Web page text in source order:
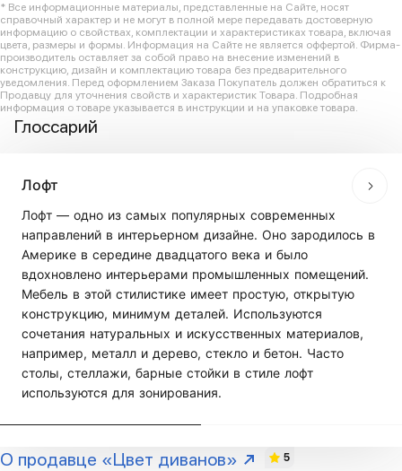
* Все информационные материалы, представленные на Сайте, носят
справочный характер и не могут в полной мере передавать достоверную
информацию о свойствах, комплектации и характеристиках товара, включая
цвета, размеры и формы. Информация на Сайте не является оффертой. Фирма-
производитель оставляет за собой право на внесение изменений в
конструкцию, дизайн и комплектацию товара без предварительного
уведомления. Перед оформлением Заказа Покупатель должен обратиться к
Продавцу для уточнения свойств и характеристик Товара. Подробная
информация о товаре указывается в инструкции и на упаковке товара.
Глоссарий
Лофт
Лофт — одно из самых популярных современных
направлений в интерьерном дизайне. Оно зародилось в
Америке в середине двадцатого века и было
вдохновлено интерьерами промышленных помещений.
Мебель в этой стилистике имеет простую, открытую
конструкцию, минимум деталей. Используются
сочетания натуральных и искусственных материалов,
например, металл и дерево, стекло и бетон. Часто
столы, стеллажи, барные стойки в стиле лофт
используются для зонирования.
О продавце «Цвет диванов» 5